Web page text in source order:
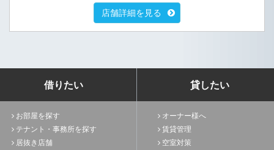
店舗詳細を見る
借りたい
お部屋を探す
テナント・事務所を探す
居抜き店舗
貸したい
オーナー様へ
賃貸管理
空室対策